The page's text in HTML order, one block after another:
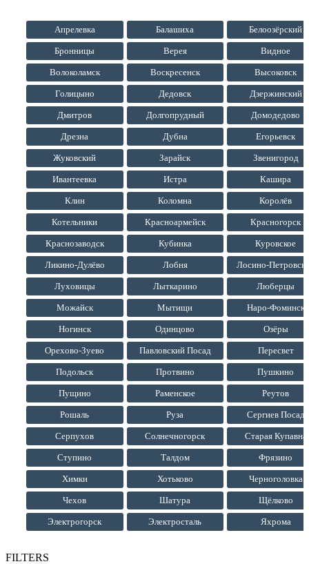
Апрелевка Балашиха Белоозёрский
Бронницы Верея Видное
Волоколамск Воскресенск Высоковск
Голицыно Дедовск Дзержинский
Дмитров Долгопрудный Домодедово
Дрезна Дубна Егорьевск
Жуковский Зарайск Звенигород
Ивантеевка Истра Кашира
Клин Коломна Королёв
Котельники Красноармейск Красногорск
Краснозаводск Кубинка Куровское
Ликино-Дулёво Лобня Лосино-
Луховицы Лыткарино Люберцы
Можайск Мытищи Наро-Фоминск
Ногинск Одинцово Озёры
Орехово-Зуево Павловский Посад Пересвет
Подольск Протвино Пушкино
Пущино Раменское Реутов
Рошаль Руза Сергиев Посад
Серпухов Солнечногорск Старая Купавна
Ступино Талдом Фрязино
Химки Хотьково Черноголовка
Чехов Шатура Щёлково
Электрогорск Электросталь Яхрома
FILTERS